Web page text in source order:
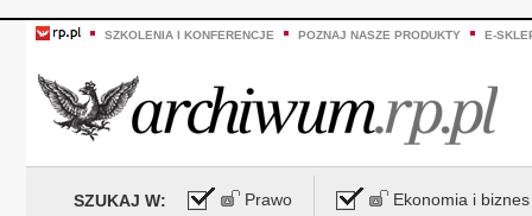
SZKOLENIA I KONFERENCJE POZNAJ NASZE PRODUKTY E-
SZUKAJ W: Prawo Ekonomia i biznes